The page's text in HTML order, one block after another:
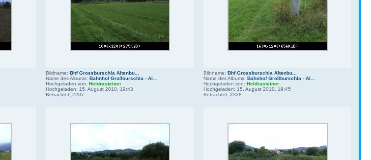
Bildname: Bhf Grossburschla Altenbu...
Name des Albums: Bahnhof Großburschla - Al...
Hochgeladen von: Heldrasteiner
Hochgeladen: 15. August 2010, 19:43
Betrachtet: 2207
Bildname: Bhf Grossburschla Altenbu...
Name des Albums: Bahnhof Großburschla - Al...
Hochgeladen von: Heldrasteiner
Hochgeladen: 15. August 2010, 19:45
Betrachtet: 2328